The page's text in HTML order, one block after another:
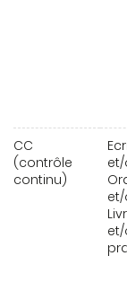
CC
(contrôle
continu)